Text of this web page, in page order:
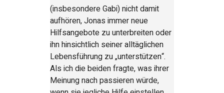
(insbesondere Gabi) nicht damit
aufhören, Jonas immer neue
Hilfsangebote zu unterbreiten oder
ihn hinsichtlich seiner alltäglichen
Lebensführung zu „unterstützen“.
Als ich die beiden fragte, was ihrer
Meinung nach passieren würde,